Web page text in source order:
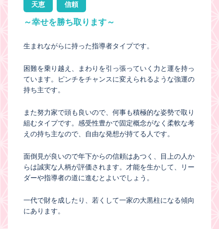
天恵 信頼
～幸せを勝ち取ります～
生まれながらに持った指導者タイプです。
困難を乗り越え、まわりを引っ張っていく力と運を持っ
ています。ピンチをチャンスに変えられるような強運の
持ち主です。
また努力家で頭も良いので、何事も積極的な姿勢で取り
組むタイプです。感受性豊かで固定概念がなく柔軟な考
えの持ち主なので、自由な発想が持てる人です。
面倒見が良いので年下からの信頼はあつく、目上の人か
らは誠実な人柄が評価されます。才能を生かして、リー
ダーや指導者の道に進むとよいでしょう。
一代で財を成したり、若くして一家の大黒柱になる傾向
にあります。